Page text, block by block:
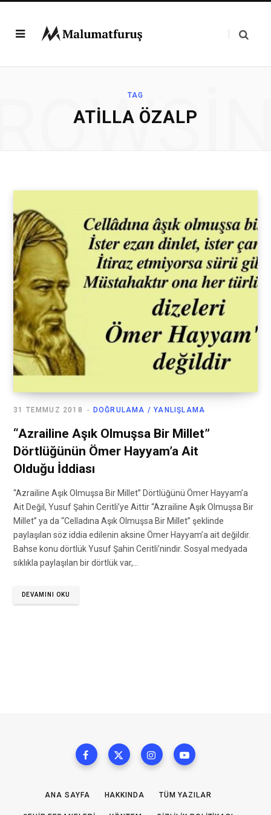
TAG
ATILLA ÖZALP
DOĞRULAMA / YANLIŞLAMA
31 TEMMUZ 2018
“Azrailine Aşık Olmuşsa Bir Millet”
Dörtlüğünün Ömer Hayyam’a Ait
Olduğu İddiası
“Azrailine Aşık Olmuşsa Bir Millet” Dörtlüğünü Ömer Hayyam’a
Ait Değil, Yusuf Şahin Ceritli’ye Aittir “Azrailine Aşık Olmuşsa Bir
Millet” ya da “Celladına Aşık Olmuşsa Bir Millet” şeklinde
paylaşılan söz iddia edilenin aksine Ömer Hayyam’a ait değildir.
Bahse konu dörtlük Yusuf Şahin Ceritli’nindir. Sosyal medyada
sıklıkla paylaşılan bir dörtlük var,…
DEVAMINI OKU
ANA SAYFA HAKKINDA TÜM YAZILAR